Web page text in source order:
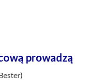
prowadzą